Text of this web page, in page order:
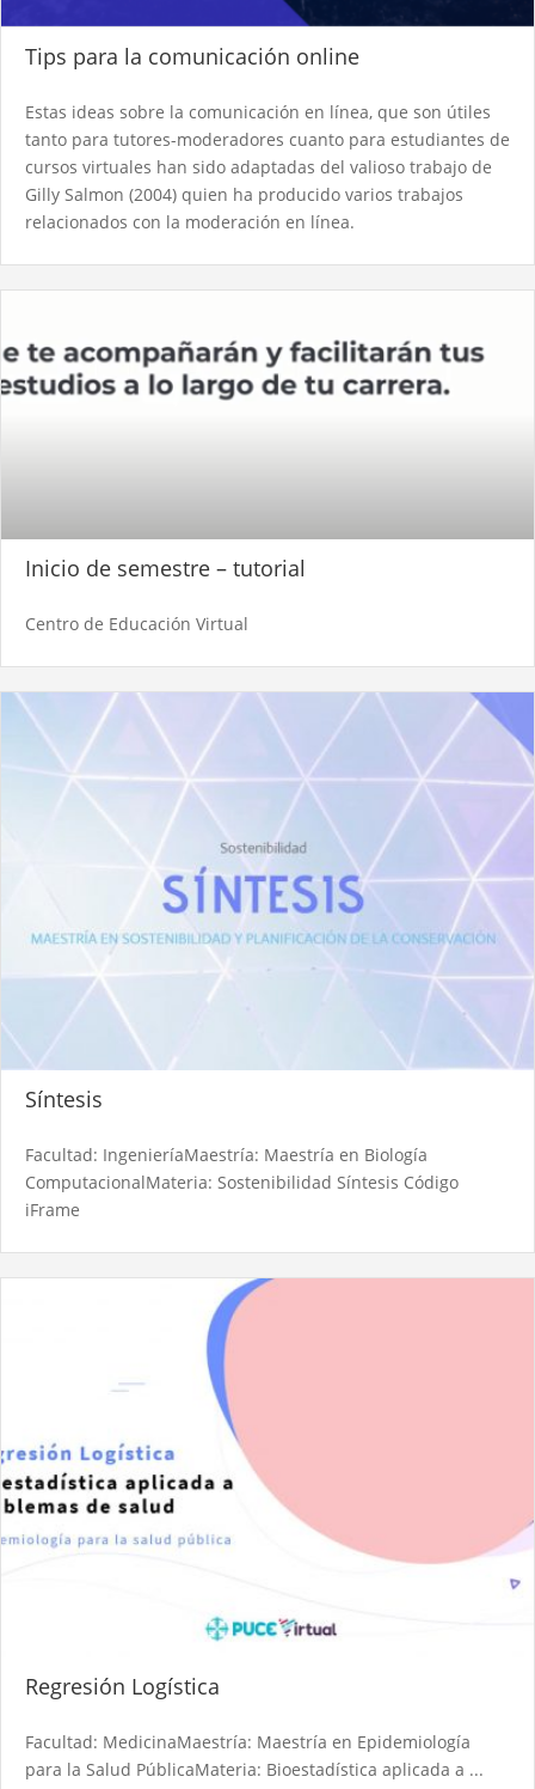
Tips para la comunicación online
Estas ideas sobre la comunicación en línea, que son útiles
tanto para tutores-moderadores cuanto para estudiantes de
cursos virtuales han sido adaptadas del valioso trabajo de
Gilly Salmon (2004) quien ha producido varios trabajos
relacionados con la moderación en línea.
Inicio de semestre – tutorial
Centro de Educación Virtual
Síntesis
Facultad: IngenieríaMaestría: Maestría en Biología
ComputacionalMateria: Sostenibilidad Síntesis Código
iFrame
Regresión Logística
Facultad: MedicinaMaestría: Maestría en Epidemiología
para la Salud PúblicaMateria: Bioestadística aplicada a ...